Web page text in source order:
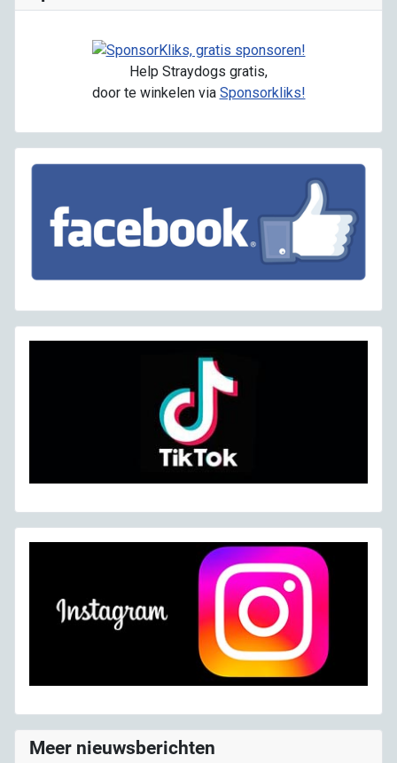
Help Straydogs gratis,
door te winkelen via Sponsorkliks!
Meer nieuwsberichten